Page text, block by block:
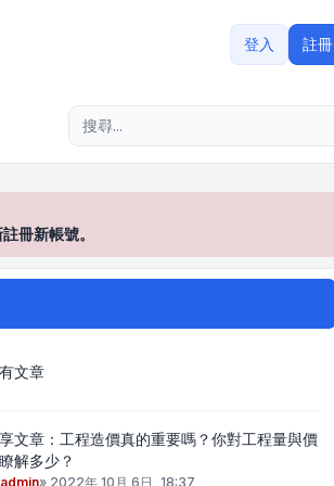
登入 註冊
冊新帳號。
文章
文章：工程造價真的重要嗎？你對工程量與價
解多少？
admin» 2022年 10月 6日, 18:37